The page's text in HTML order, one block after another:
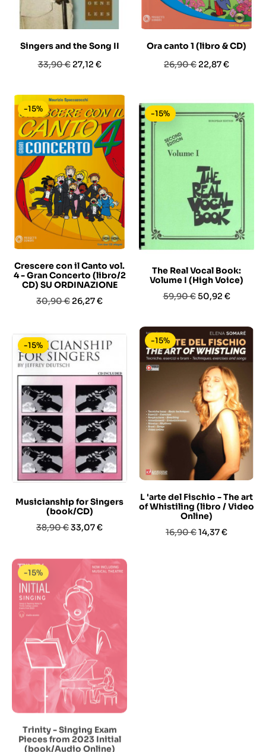
Singers and the Song II
Prezzo
33,90 € Prezzo
27,12 €
Ora canto 1 (libro & CD)
Prezzo
26,90 € Prezzo
22,87 €
Crescere con il Canto vol.
4 - Gran Concerto (libro/2
CD) SU ORDINAZIONE
Prezzo
30,90 € Prezzo
26,27 €
-15%
The Real Vocal Book:
Volume I (High Voice)
Prezzo
59,90 €Prezzo
50,92 €
-15%
Musicianship for Singers
(book/CD)
Prezzo
38,90 €Prezzo
33,07 €
-15%
L 'arte del Fischio - The art
of Whistiling (libro / Video
Online)
Prezzo
16,90 €Prezzo
14,37 €
-15%
Trinity - Singing Exam
Pieces from 2023 Initial
(book/Audio Online)
-15%